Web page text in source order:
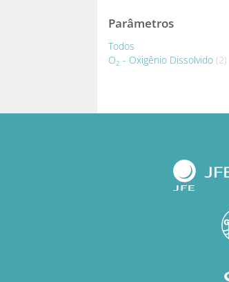
Parâmetros
Todos
O2 - Oxigênio Dissolvido (2)